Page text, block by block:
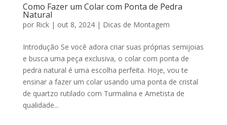
Como Fazer um Colar com Ponta de Pedra
Natural
por Rick| out 8, 2024| Dicas de Montagem
Introdução Se você adora criar suas próprias semijoias
e busca uma peça exclusiva, o colar com ponta de
pedra natural é uma escolha perfeita. Hoje, vou te
ensinar a fazer um colar usando uma ponta de cristal
de quartzo rutilado com Turmalina e Ametista de
qualidade...